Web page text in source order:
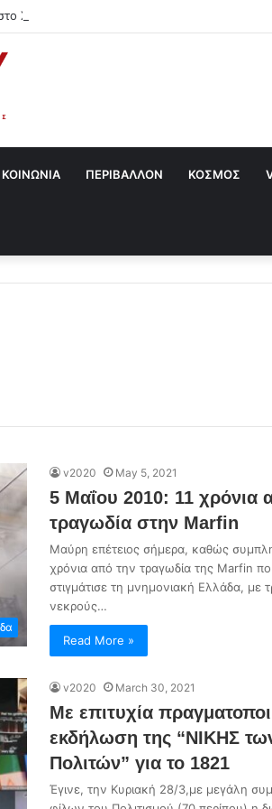
Χαλάνδρι- Ολες οι εκδηλώσεις του Δήμου
ΚΟΙΝΩΝΙΑ ΠΕΡΙΒΑΛΛΟΝ ΚΟΣΜΟΣ
v2020 May 5, 2021
5 Μαΐου 2010: 11 χρόνια
τραγωδία στην Marfin
Μαύρη επέτειος σήμερα, καθώς
χρόνια από την τραγωδία της Marfin
στιγμάτισε τη μνημονιακή Ελλάδα, με
νεκρούς…
Read More »
v2020 March 30, 2021
Με επιτυχία
εκδήλωση της “ΝΙΚΗΣ
Πολιτών” για το 1821
Έγινε, την Κυριακή 28/3,με μεγάλη